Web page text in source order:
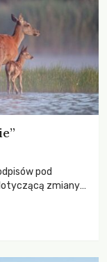
pod
zmiany
i zwierząt,